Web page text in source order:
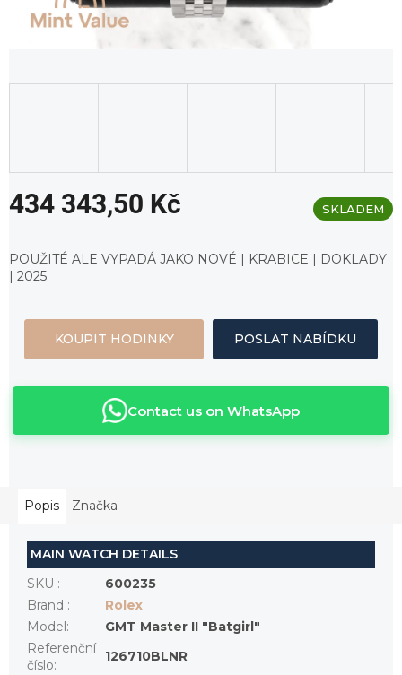
434 343,50 Kč
cena:
SKLADEM
POUŽITÉ ALE VYPADÁ JAKO NOVÉ | KRABICE | DOKLADY
| 2025
KOUPIT HODINKY POSLAT NABÍDKU
Contact us on WhatsApp
Popis Značka
MAIN WATCH DETAILS
SKU :
600235
Brand :
Rolex
Model :
GMT Master II "Batgirl"
Referenční
číslo:
126710BLNR